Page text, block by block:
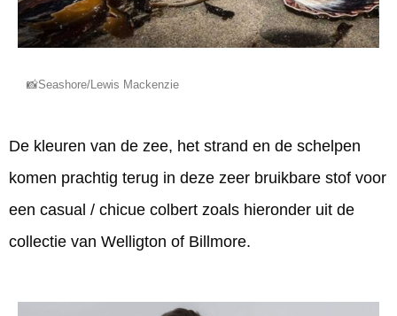
📸Seashore/Lewis Mackenzie
De kleuren van de zee, het strand en de schelpen
komen prachtig terug in deze zeer bruikbare stof voor
een casual / chicue colbert zoals hieronder uit de
collectie van Welligton of Billmore.